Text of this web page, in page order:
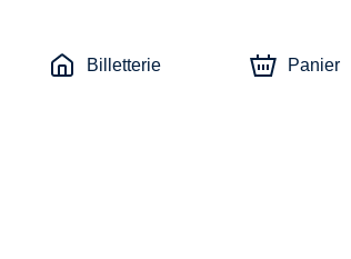
Billetterie Panier